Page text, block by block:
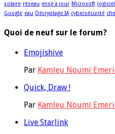
solaire réseau mise à jour Microsoft
Google eau Décryptage IA cybersécurité
Quoi de neuf sur le forum?
Emojishive
Par Kamleu Noumi
Quick, Draw !
Par Kamleu Noumi
Live Starlink